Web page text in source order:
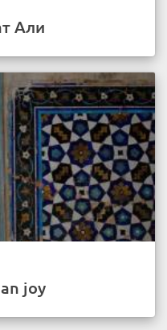
Али
joy